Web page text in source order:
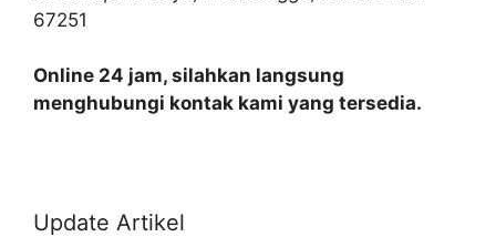
67251
Online 24 jam, silahkan langsung
menghubungi kontak kami yang tersedia.
Update Artikel